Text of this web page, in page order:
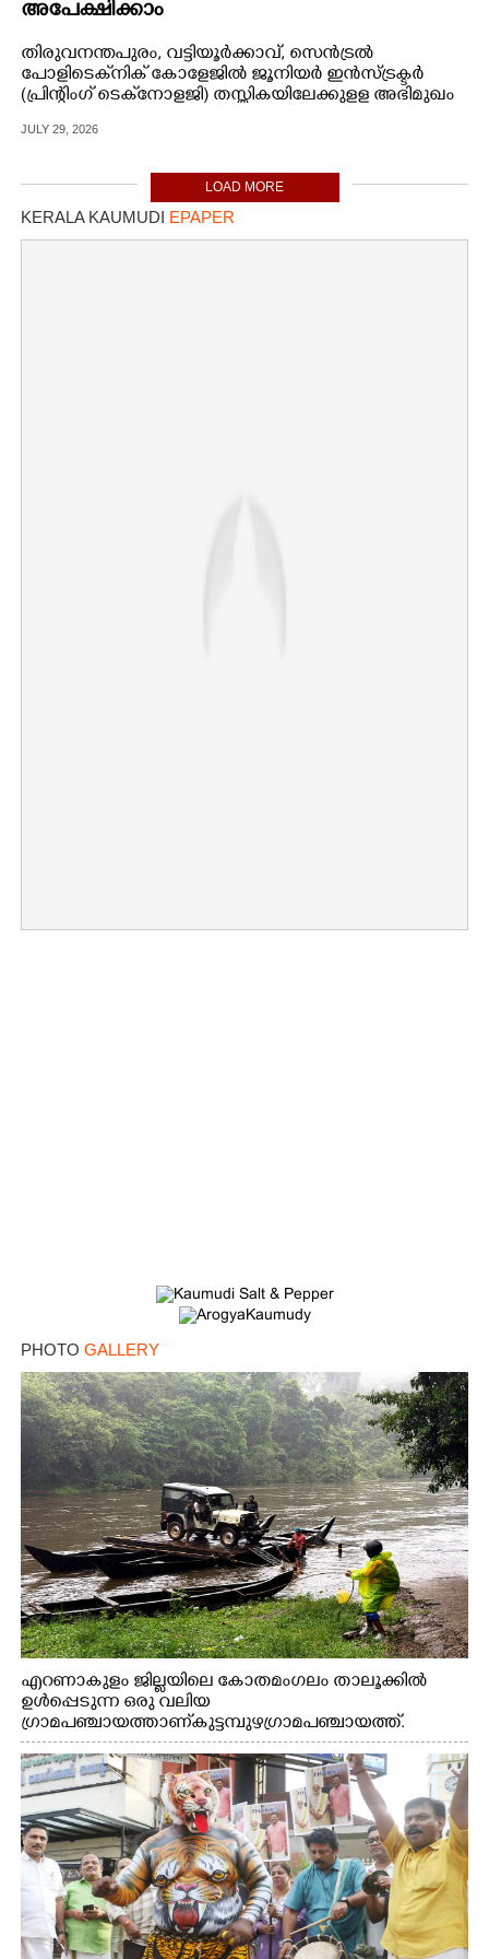
അപേക്ഷിക്കാം
തിരുവനന്തപുരം, വട്ടിയൂർക്കാവ്, സെൻട്രൽ
പോളിടെക്‌നിക് കോളേജിൽ ജൂനിയർ ഇൻസ്ട്രക്ടർ
(പ്രിന്റിംഗ് ടെക്‌നോളജി) തസ്തികയിലേക്കുളള അഭിമുഖം
JULY 29, 2026
LOAD MORE
KERALA KAUMUDI EPAPER
PHOTO GALLERY
എറണാകുളം ജില്ലയിലെ കോതമംഗലം താലൂക്കിൽ
ഉൾപ്പെടുന്ന ഒരു വലിയ
ഗ്രാമപഞ്ചായത്താണ് കുട്ടമ്പുഴ ഗ്രാമ പഞ്ചായത്ത്.
ആദിവാസി ഊരുകളായ വെള്ളാരംകുത്ത്, കത്തിപ്പാറ,
ഉറിയംപെട്ടി, തേക്കല്ല്, വെട്ടിക്കല്ല്, മഞ്ചപ്പാറ എന്നീ ആറു
സ്ഥലങ്ങളിലേക്കുള്ള പ്രധാന സഞ്ചാര മാർഗമാണ് ഈ
കാണുന്ന കടത്ത് വള്ളം